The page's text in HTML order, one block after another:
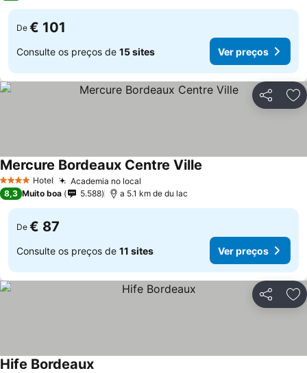
De € 101
Consulte os preços de 15 sites Ver preços
Partilhar
4 EstrelasHotel Academia no local
Mercure Bordeaux Centre Ville
8,3 Muito boa 5.588 a 5.1 km de du lac
De € 87
Consulte os preços de 11 sites Ver preços
Partilhar
Hife Bordeaux